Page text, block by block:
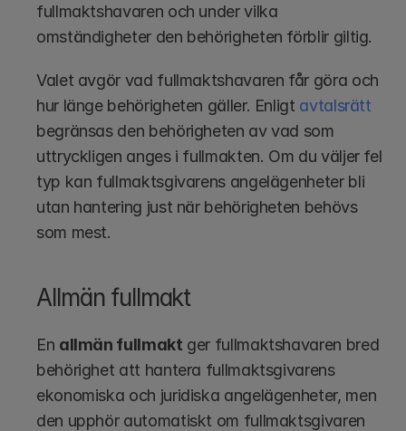
fullmaktshavaren och under vilka
omständigheter den behörigheten förblir giltig.
Valet avgör vad fullmaktshavaren får göra och
hur länge behörigheten gäller. Enligt avtalsrätt
begränsas den behörigheten av vad som
uttryckligen anges i fullmakten. Om du väljer fel
typ kan fullmaktsgivarens angelägenheter bli
utan hantering just när behörigheten behövs
som mest.
Allmän fullmakt
En allmän fullmakt ger fullmaktshavaren bred
behörighet att hantera fullmaktsgivarens
ekonomiska och juridiska angelägenheter, men
den upphör automatiskt om fullmaktsgivaren